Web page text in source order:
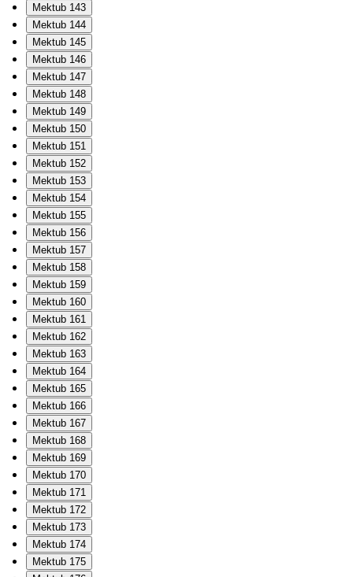
Mektub 143
Mektub 144
Mektub 145
Mektub 146
Mektub 147
Mektub 148
Mektub 149
Mektub 150
Mektub 151
Mektub 152
Mektub 153
Mektub 154
Mektub 155
Mektub 156
Mektub 157
Mektub 158
Mektub 159
Mektub 160
Mektub 161
Mektub 162
Mektub 163
Mektub 164
Mektub 165
Mektub 166
Mektub 167
Mektub 168
Mektub 169
Mektub 170
Mektub 171
Mektub 172
Mektub 173
Mektub 174
Mektub 175